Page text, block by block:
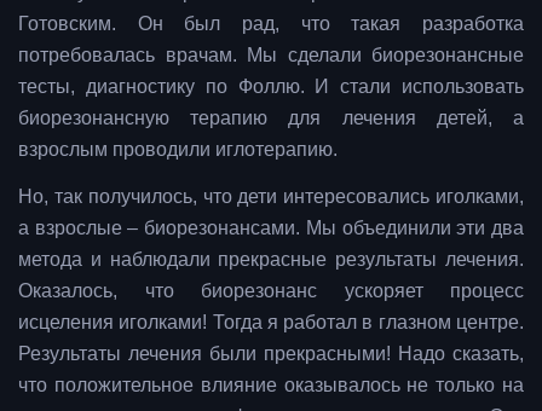
Готовским. Он был рад, что такая разработка
потребовалась врачам. Мы сделали биорезонансные
тесты, диагностику по Фоллю. И стали использовать
биорезонансную терапию для лечения детей, а
взрослым проводили иглотерапию.
Но, так получилось, что дети интересовались иголками,
а взрослые – биорезонансами. Мы объединили эти два
метода и наблюдали прекрасные результаты лечения.
Оказалось, что биорезонанс ускоряет процесс
исцеления иголками! Тогда я работал в глазном центре.
Результаты лечения были прекрасными! Надо сказать,
что положительное влияние оказывалось не только на